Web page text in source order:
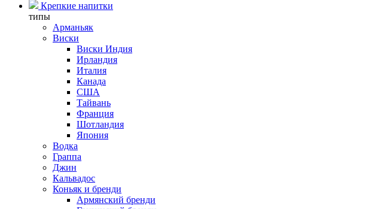
Крепкие напитки
типы
Арманьяк
Виски
Виски Индия
Ирландия
Италия
Канада
США
Тайвань
Франция
Шотландия
Япония
Водка
Граппа
Джин
Кальвадос
Коньяк и бренди
Армянский бренди